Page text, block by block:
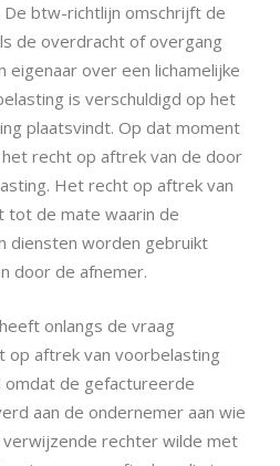
btw-richtlijn omschrijft de
de overdracht of overgang
eigenaar over een lichamelijke
is verschuldigd op het
plaatsvindt. Op dat moment
recht op aftrek van de door
Het recht op aftrek van
tot de mate waarin de
diensten worden gebruikt
door de afnemer.
onlangs de vraag
aftrek van voorbelasting
de gefactureerde
aan de ondernemer aan wie
rechter wilde met